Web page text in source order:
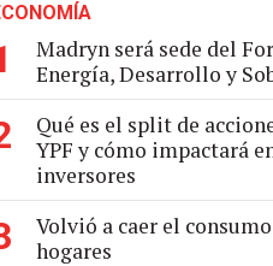
Madryn será sede del
Energía, Desarrollo y
Qué es el split de
YPF y cómo impactará
inversores
Volvió a caer el
hogares